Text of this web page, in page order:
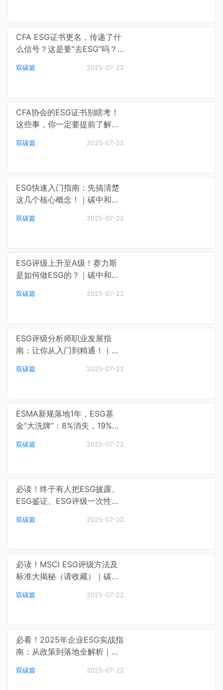
CFA ESG证书更名，传递了什
么信号？这是要“去ESG”吗？
双碳篇 2025-07-22
CFA协会的ESG证书别瞎考！
这些事，你一定要提前了解！
双碳篇 2025-07-22
ESG快速入门指南：先搞清楚
这几个核心概念！｜碳中和最
双碳篇 2025-07-22
ESG评级上升至A级！赛力斯
是如何做ESG的？｜碳中和最
双碳篇 2025-07-22
ESG评级分析师职业发展指
南：让你从入门到精通！｜碳
双碳篇 2025-07-22
ESMA新规落地1年，ESG基
金“大洗牌”：8%消失，19%改
磅解读｜碳中和最前线
双碳篇 2025-07-22
必读！终于有人把ESG披露、
ESG鉴证、ESG评级一次性讲
双碳篇 2025-07-22
必读！MSCI ESG评级方法及
标准大揭秘（请收藏）｜碳中
双碳篇 2025-07-22
必看！2025年企业ESG实战指
南：从政策到落地全解析｜碳
双碳篇 2025-07-22